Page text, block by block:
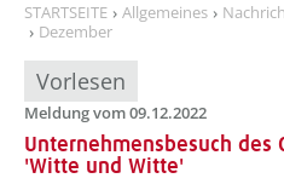
STARTSEITE Allgemeines
Dezember
Vorlesen
Meldung vom 09.12.2022
Unternehmensbesuch des
'Witte und Witte'